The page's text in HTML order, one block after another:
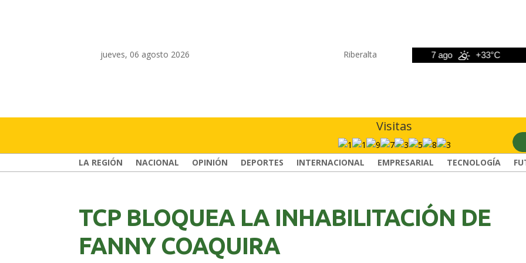
jueves, 06 agosto 2026 Riberalta
+33°C 7 ago +33°C
Visitas
LA REGIÓN NACIONAL OPINIÓN DEPORTES INTERNACIONAL EMPRESARIAL TECNOLOGÍA
TCP BLOQUEA LA INHABILITACIÓN DE
FANNY COAQUIRA